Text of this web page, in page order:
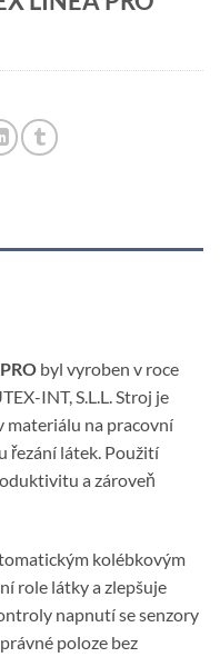
byl vyroben v roce
INT, S.L.L. Stroj je
materiálu na pracovní
řezání látek. Použití
a zároveň
kolébkovým
role látky a zlepšuje
napnutí se senzory
poloze bez